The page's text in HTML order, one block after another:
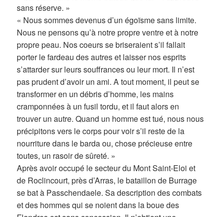
sans réserve. »
« Nous sommes devenus d’un égoïsme sans limite.
Nous ne pensons qu’à notre propre ventre et à notre
propre peau. Nos coeurs se briseraient s’il fallait
porter le fardeau des autres et laisser nos esprits
s’attarder sur leurs souffrances ou leur mort. Il n’est
pas prudent d’avoir un ami. A tout moment, il peut se
transformer en un débris d’homme, les mains
cramponnées à un fusil tordu, et il faut alors en
trouver un autre. Quand un homme est tué, nous nous
précipitons vers le corps pour voir s’il reste de la
nourriture dans le barda ou, chose précieuse entre
toutes, un rasoir de sûreté. »
Après avoir occupé le secteur du Mont Saint-Eloi et
de Roclincourt, près d’Arras, le bataillon de Burrage
se bat à Passchendaele. Sa description des combats
et des hommes qui se noient dans la boue des